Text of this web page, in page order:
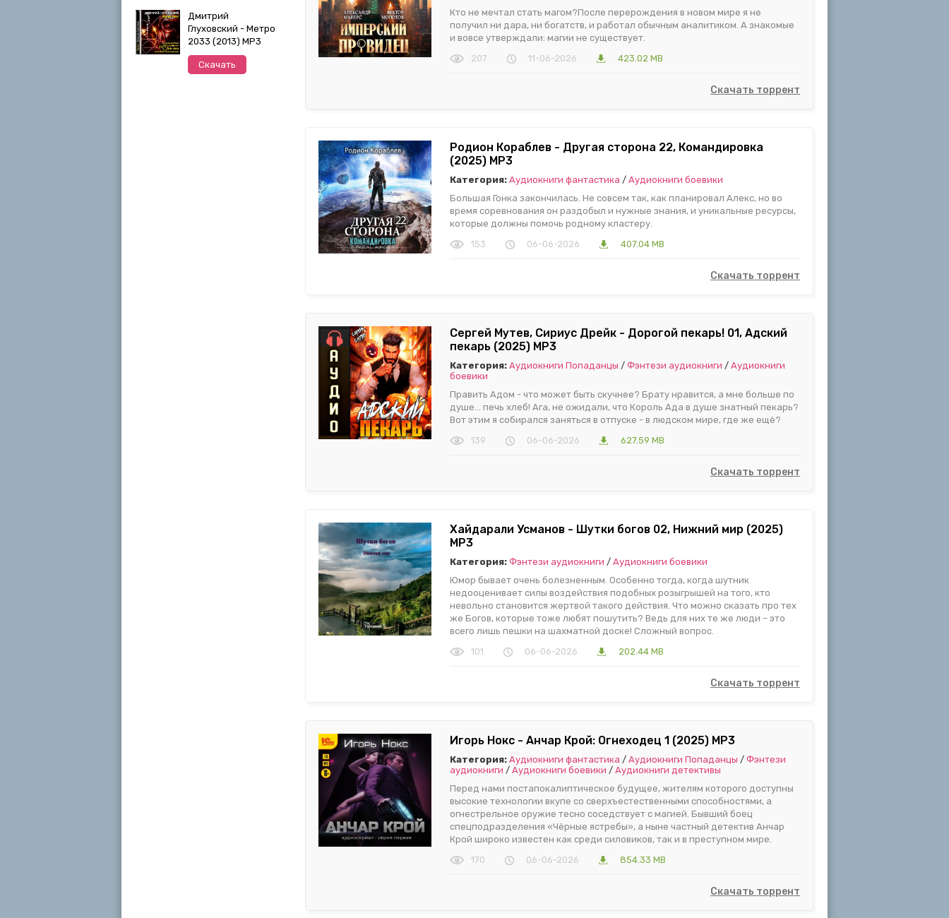
Дмитрий
Глуховский - Метро
2033 (2013) MP3
Скачать
Кто не мечтал стать магом?После перерождения в новом мире я не
получил ни дара, ни богатств, и работал обычным аналитиком. А знакомые
и вовсе утверждали: магии не существует.
207
11-06-2026 423.02 MB
Скачать торрент
Родион Кораблев - Другая сторона 22, Командировка
(2025) МР3
Категория: Аудиокниги фантастика / Аудиокниги боевики
Большая Гонка закончилась. Не совсем так, как планировал Алекс, но во
время соревнования он раздобыл и нужные знания, и уникальные ресурсы,
которые должны помочь родному кластеру.
153
06-06-2026 407.04 MB
Скачать торрент
Сергей Мутев, Сириус Дрейк - Дорогой пекарь! 01, Адский
пекарь (2025) МР3
Категория: Аудиокниги Попаданцы / Фэнтези аудиокниги / Аудиокниги
боевики
Править Адом - что может быть скучнее? Брату нравится, а мне больше по
душе... печь хлеб! Ага, не ожидали, что Король Ада в душе знатный пекарь?
Вот этим я собирался заняться в отпуске - в людском мире, где же ещё?
139
06-06-2026 627.59 MB
Скачать торрент
Хайдарали Усманов - Шутки богов 02, Нижний мир (2025)
МР3
Категория: Фэнтези аудиокниги / Аудиокниги боевики
Юмор бывает очень болезненным. Особенно тогда, когда шутник
недооценивает силы воздействия подобных розыгрышей на того, кто
невольно становится жертвой такого действия. Что можно сказать про тех
же Богов, которые тоже любят пошутить? Ведь для них те же люди – это
всего лишь пешки на шахматной доске! Сложный вопрос.
101
06-06-2026 202.44 MB
Скачать торрент
Игорь Нокс - Анчар Крой: Огнеходец 1 (2025) МР3
Категория: Аудиокниги фантастика / Аудиокниги Попаданцы / Фэнтези
аудиокниги / Аудиокниги боевики / Аудиокниги детективы
Перед нами постапокалиптическое будущее, жителям которого доступны
высокие технологии вкупе со сверхъестественными способностями, а
огнестрельное оружие тесно соседствует с магией. Бывший боец
спецподразделения «Чёрные ястребы», а ныне частный детектив Анчар
Крой широко известен как среди силовиков, так и в преступном мире.
170
06-06-2026 854.33 MB
Скачать торрент